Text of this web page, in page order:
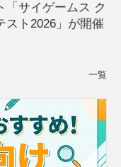
「サイゲームス ク
スト2026」が開催
一覧